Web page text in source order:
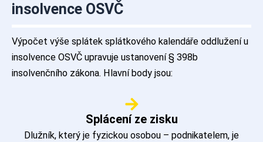
insolvence OSVČ
Výpočet výše splátek splátkového kalendáře oddlužení u
insolvence OSVČ upravuje ustanovení § 398b
insolvenčního zákona. Hlavní body jsou:
Splácení ze zisku
Dlužník, který je fyzickou osobou – podnikatelem, je